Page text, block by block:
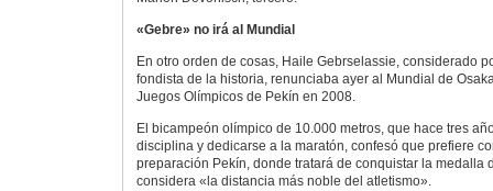
«Gebre» no irá al Mundial
En otro orden de cosas, Haile Gebrselassie, considerado
fondista de la historia, renunciaba ayer al Mundial de
Juegos Olímpicos de Pekín en 2008.
El bicampeón olímpico de 10.000 metros, que hace tres
disciplina y dedicarse a la maratón, confesó que prefiere
preparación Pekín, donde tratará de conquistar la medalla
considera «la distancia más noble del atletismo».